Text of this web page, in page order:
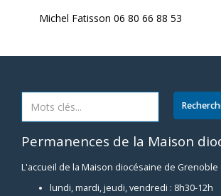
Michel Fatisson 06 80 66 88 53
Permanences de la Maison
L'accueil de la Maison diocésaine de Grenoble
lundi, mardi, jeudi, vendredi : 8h30-12h